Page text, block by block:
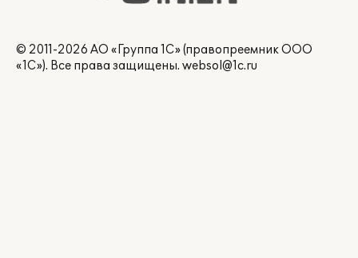
© 2011-2026 АО «Группа 1С» (правопреемник ООО
«1С»). Все права защищены. websol@1c.ru